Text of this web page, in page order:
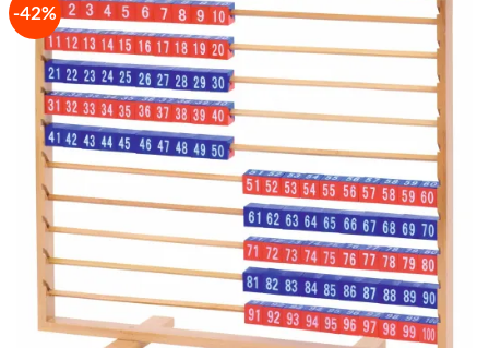
-42%